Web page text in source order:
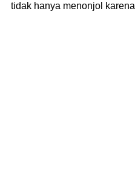
tidak hanya menonjol karena